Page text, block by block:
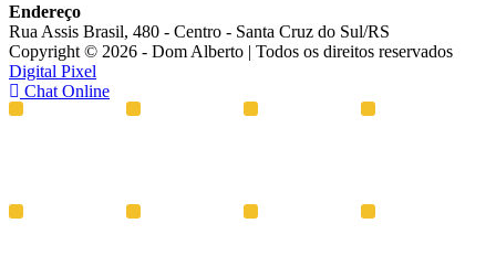
Endereço
Rua Assis Brasil, 480 - Centro - Santa Cruz do Sul/RS
Copyright © 2026 - Dom Alberto | Todos os direitos reservados
Digital Pixel
Chat Online